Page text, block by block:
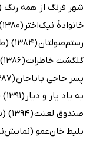
شهر فرنگ از همه رنگ (احتمالاً ۱۳۷۲)[۱۵]
خانوادهٔ نیک‌اختر (۱۳۸۰) (رمان)
رستم‌صولتان (۱۳۸۴) (طنزیات اجتماعی)
گلگشت خاطرات (۱۳۸۶) (طنزیات اجتماعی)
پسر حاجی باباجان (۱۳۸۷) (نمایش‌نامه)
به یاد یار و دیار (۱۳۹۱) (خاطرات)
صندوق لعنت (۱۳۹۴) (نمایش‌نامه)
بلیط خان‌عمو